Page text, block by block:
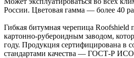
России. Цветовая гамма — более 40
Гибкая битумная черепица Roofshield
картонно-рубероидным заводом,
году. Продукция сертифицирована в
стандартами качества — ГОСТ-Р ИСО